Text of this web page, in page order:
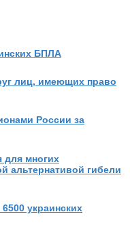
БПЛА
лиц, имеющих право
России за
для многих
альтернативой гибели
украинских